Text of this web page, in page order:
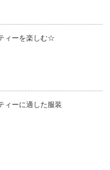
ィーを楽しむ☆
ィーに適した服装